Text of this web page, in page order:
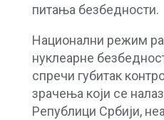
питања безбедности.
Национални режим
нуклеарне
спречи губитак
зрачења који се
Републици Србији,